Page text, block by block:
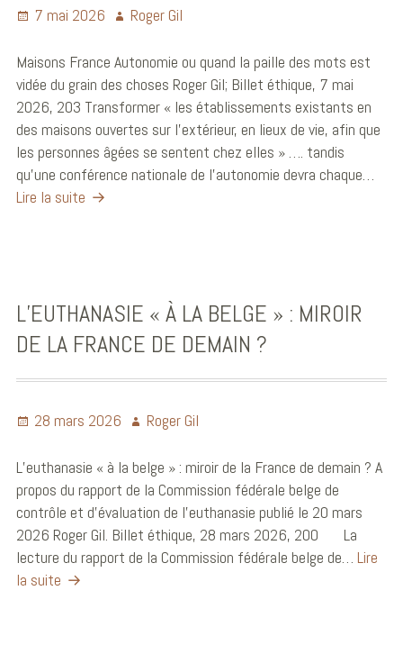
7 mai 2026 Roger Gil
Maisons France Autonomie ou quand la paille des mots est
vidée du grain des choses Roger Gil; Billet éthique, 7 mai
2026, 203 Transformer « les établissements existants en
des maisons ouvertes sur l’extérieur, en lieux de vie, afin que
les personnes âgées se sentent chez elles » …. tandis
qu’une conférence nationale de l’autonomie devra chaque…
Lire la suite
L’EUTHANASIE « À LA BELGE » : MIROIR
DE LA FRANCE DE DEMAIN ?
28 mars 2026 Roger Gil
L’euthanasie « à la belge » : miroir de la France de demain ? A
propos du rapport de la Commission fédérale belge de
contrôle et d’évaluation de l’euthanasie publié le 20 mars
2026 Roger Gil. Billet éthique, 28 mars 2026, 200 La
lecture du rapport de la Commission fédérale belge de… Lire
la suite